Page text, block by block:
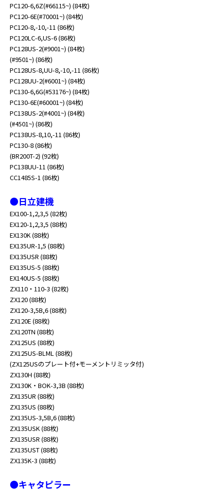
PC120-6,6Z(#66115~) (84枚)
PC120-6E(#70001~) (84枚)
PC120-8,-10,-11 (86枚)
PC120LC-6,US-6 (86枚)
PC128US-2(#9001~) (84枚)
(#9501~) (86枚)
PC128US-8,UU-8,-10,-11 (86枚)
PC128UU-2(#6001~) (84枚)
PC130-6,6G(#53176~) (84枚)
PC130-6E(#60001~) (84枚)
PC138US-2(#4001~) (84枚)
(#4501~) (86枚)
PC138US-8,10,-11 (86枚)
PC130-8 (86枚)
(BR200T-2) (92枚)
PC138UU-11 (86枚)
CC1485S-1 (86枚)
●日立建機
EX100-1,2,3,5 (82枚)
EX120-1,2,3,5 (88枚)
EX130K (88枚)
EX135UR-1,5 (88枚)
EX135USR (88枚)
EX135US-5 (88枚)
EX140US-5 (88枚)
ZX110・110-3 (82枚)
ZX120 (88枚)
ZX120-3,5B,6 (88枚)
ZX120E (88枚)
ZX120TN (88枚)
ZX125US (88枚)
ZX125US-BLML (88枚)
(ZX125USのプレート付+モーメントリミッタ付)
ZX130H (88枚)
ZX130K・BOK-3,3B (88枚)
ZX135UR (88枚)
ZX135US (88枚)
ZX135US-3,5B,6 (88枚)
ZX135USK (88枚)
ZX135USR (88枚)
ZX135UST (88枚)
ZX135K-3 (88枚)
●キャタピラー